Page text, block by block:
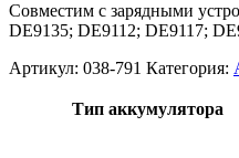
Совместим с зарядными
DE9135; DE9112; DE9117;
Артикул: 038-791 Категория:
Тип аккумулятора